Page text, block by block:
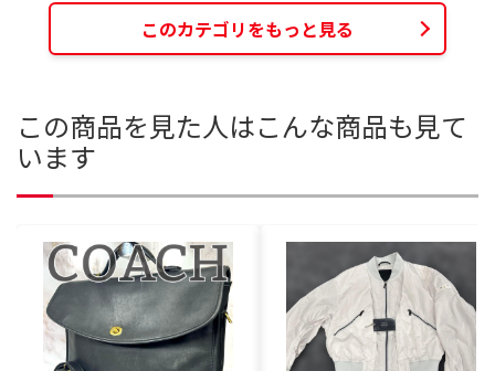
このカテゴリをもっと見る
この商品を見た人はこんな商品も見て
います